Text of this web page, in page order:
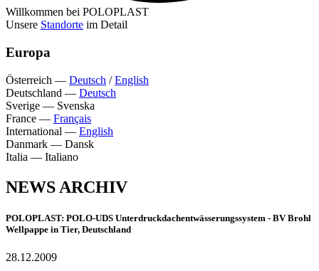
Willkommen bei POLOPLAST
Unsere Standorte im Detail
Europa
Österreich — Deutsch /English
Deutschland — Deutsch
Sverige — Svenska
France — Français
International — English
Danmark — Dansk
Italia — Italiano
NEWS ARCHIV
POLOPLAST: POLO-UDS Unterdruckdachentwässerungssystem - BV Brohl
Wellpappe in Tier, Deutschland
28.12.2009